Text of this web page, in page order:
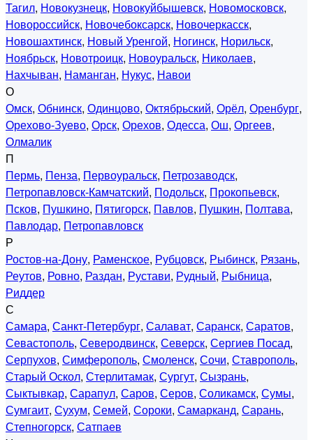
Тагил, Новокузнецк, Новокуйбышевск, Новомосковск,
Новороссийск, Новочебоксарск, Новочеркасск,
Новошахтинск, Новый Уренгой, Ногинск, Норильск,
Ноябрьск, Новотроицк, Новоуральск, Николаев,
Нахчыван, Наманган, Нукус, Навои
О
Омск, Обнинск, Одинцово, Октябрьский, Орёл, Оренбург,
Орехово-Зуево, Орск, Орехов, Одесса, Ош, Оргеев,
Олмалик
П
Пермь, Пенза, Первоуральск, Петрозаводск,
Петропавловск-Камчатский, Подольск, Прокопьевск,
Псков, Пушкино, Пятигорск, Павлов, Пушкин, Полтава,
Павлодар, Петропавловск
Р
Ростов-на-Дону, Раменское, Рубцовск, Рыбинск, Рязань,
Реутов, Ровно, Раздан, Рустави, Рудный, Рыбница,
Риддер
С
Самара, Санкт-Петербург, Салават, Саранск, Саратов,
Севастополь, Северодвинск, Северск, Сергиев Посад,
Серпухов, Симферополь, Смоленск, Сочи, Ставрополь,
Старый Оскол, Стерлитамак, Сургут, Сызрань,
Сыктывкар, Сарапул, Саров, Серов, Соликамск, Сумы,
Сумгаит, Сухум, Семей, Сороки, Самарканд, Сарань,
Степногорск, Сатпаев